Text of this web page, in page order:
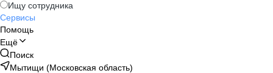
Ищу сотрудника
Сервисы
Помощь
Ещё
Поиск
Мытищи (Московская область)